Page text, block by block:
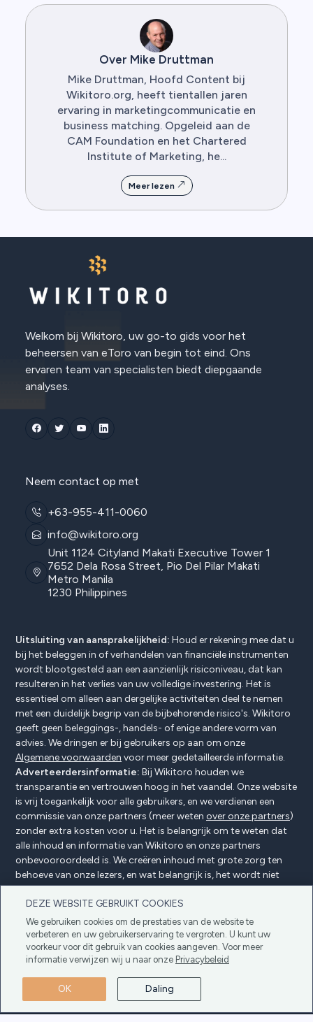
Over Mike Druttman
Mike Druttman, Hoofd Content bij
Wikitoro.org, heeft tientallen jaren
ervaring in marketingcommunicatie en
business matching. Opgeleid aan de
CAM Foundation en het Chartered
Institute of Marketing, he...
Meer lezen
DEZE WEBSITE GEBRUIKT COOKIES
We gebruiken cookies om de prestaties van de website te
verbeteren en uw gebruikerservaring te vergroten. U kunt uw
voorkeur voor dit gebruik van cookies aangeven. Voor meer
informatie verwijzen wij u naar onze Privacybeleid
OK Daling
Welkom bij Wikitoro, uw go-to gids voor het
beheersen van eToro van begin tot eind. Ons
ervaren team van specialisten biedt diepgaande
analyses.
Neem contact op met
+63-955-411-0060
info@wikitoro.org
Unit 1124 Cityland Makati Executive Tower 1
7652 Dela Rosa Street, Pio Del Pilar Makati
Metro Manila
1230 Philippines
Uitsluiting van aansprakelijkheid: Houd er rekening mee dat u
bij het beleggen in of verhandelen van financiële instrumenten
wordt blootgesteld aan een aanzienlijk risiconiveau, dat kan
resulteren in het verlies van uw volledige investering. Het is
essentieel om alleen aan dergelijke activiteiten deel te nemen
met een duidelijk begrip van de bijbehorende risico's. Wikitoro
geeft geen beleggings-, handels- of enige andere vorm van
advies. We dringen er bij gebruikers op aan om onze
Algemene voorwaarden voor meer gedetailleerde informatie.
Adverteerdersinformatie: Bij Wikitoro houden we
transparantie en vertrouwen hoog in het vaandel. Onze website
is vrij toegankelijk voor alle gebruikers, en we verdienen een
commissie van onze partners (meer weten over onze partners)
zonder extra kosten voor u. Het is belangrijk om te weten dat
alle inhoud en informatie van Wikitoro en onze partners
onbevooroordeeld is. We creëren inhoud met grote zorg ten
behoeve van onze lezers, en wat belangrijk is, het wordt niet
beïnvloed door enige compensatieovereenkomsten met onze
partners.
Copyright © 2025 Wikitoro Alle rechten
Adverteerders OpenbaarmakingPrivacybeleid